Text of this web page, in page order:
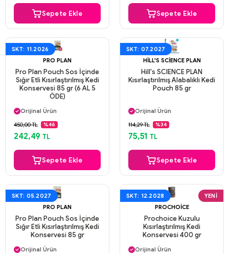
Sepete Ekle Sepete Ekle
SKT: 11.2026
PRO PLAN
Pro Plan Pouch Sos İçinde
Sığır Etli Kısırlaştırılmış Kedi
Konservesi 85 gr (6 AL 5
ÖDE)
Aynı Gün Kargo
Orijinal Ürün
Güvenli Ödeme
Aynı Gün Kargo
450,00 TL %46
242,49 TL
Sepete Ekle
SKT: 07.2027
HILL'S SCIENCE PLAN
Hill's SCIENCE PLAN
Kısırlaştırılmış Alabalıklı Kedi
Pouch 85 gr
Orijinal Ürün
Güvenli Ödeme
Aynı Gün Kargo
114,29 TL %34
75,51 TL
Sepete Ekle
SKT: 05.2027
PRO PLAN
Pro Plan Pouch Sos İçinde
Sığır Etli Kısırlaştırılmış Kedi
Konservesi 85 gr
Aynı Gün Kargo
Orijinal Ürün
SKT: 12.2028
YENI
PROCHOICE
Prochoice Kuzulu
Kısırlaştırılmış Kedi
Konservesi 400 gr
Aynı Gün Kargo
Orijinal Ürün